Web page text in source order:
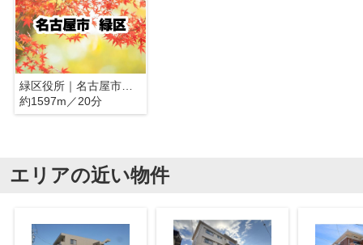
緑区役所｜名古屋市緑区
約1597m／20分
エリアの近い物件